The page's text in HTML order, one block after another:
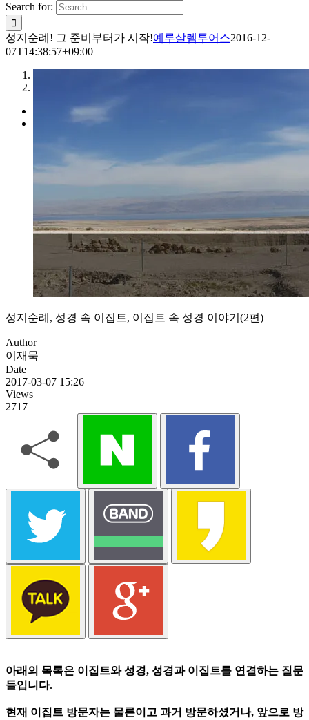
Search for:
성지순례! 그 준비부터가 시작!예루살렘투어스2016-12-
07T14:38:57+09:00
성지순례, 성경 속 이집트, 이집트 속 성경 이야기(2편)
Author
이재묵
Date
2017-03-07 15:26
Views
2717
아래의 목록은 이집트와 성경, 성경과 이집트를 연결하는 질문
들입니다.
현재 이집트 방문자는 물론이고 과거 방문하셨거나, 앞으로 방